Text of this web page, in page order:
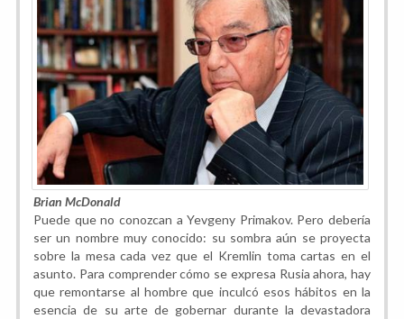
Brian McDonald
Puede que no conozcan a Yevgeny Primakov. Pero debería
ser un nombre muy conocido: su sombra aún se proyecta
sobre la mesa cada vez que el Kremlin toma cartas en el
asunto. Para comprender cómo se expresa Rusia ahora, hay
que remontarse al hombre que inculcó esos hábitos en la
esencia de su arte de gobernar durante la devastadora